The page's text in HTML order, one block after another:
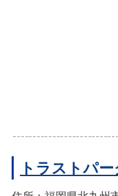
トラストパ